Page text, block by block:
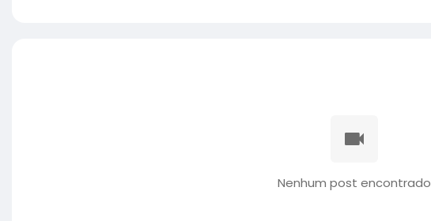
Nenhum post encontrado